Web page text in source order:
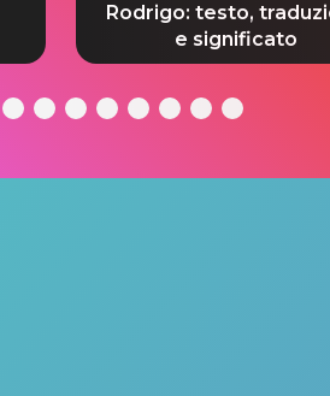
Rodrigo: testo,
e significato